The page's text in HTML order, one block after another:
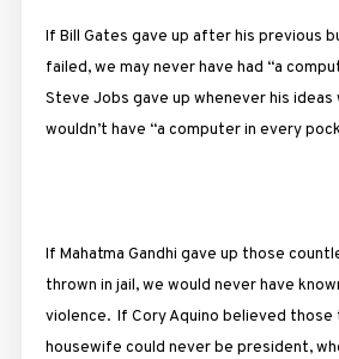
If Bill Gates gave up after his previous
failed, we may never have had “a
Steve Jobs gave up whenever his
wouldn’t have “a computer in every
If Mahatma Gandhi gave up those
thrown in jail, we would never have
violence. If Cory Aquino believed those
housewife could never be president,